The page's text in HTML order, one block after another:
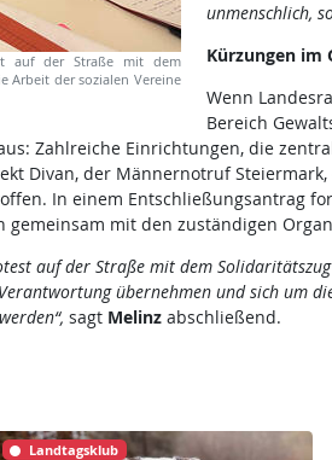
auf der Straße mit dem
Arbeit der sozialen Vereine
unmenschlich,
Kürzungen im
Wenn
Bereich
Zahlreiche Einrichtungen, die
Divan, der Männernotruf
In einem Entschließungsantrag
gemeinsam mit den zuständigen
auf der Straße mit dem
übernehmen und sich um
sagt Melinzabschließend.
Landtagsklub